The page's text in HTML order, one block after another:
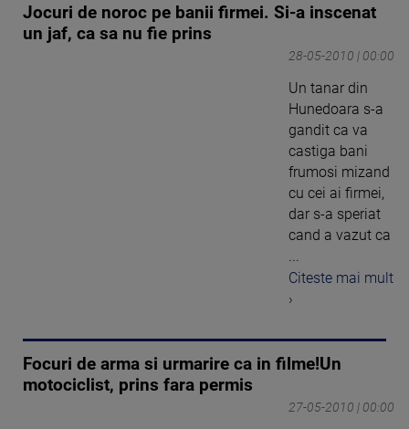
Jocuri de noroc pe banii firmei. Si-a inscenat
un jaf, ca sa nu fie prins
28-05-2010 | 00:00
Un tanar din
Hunedoara s-a
gandit ca va
castiga bani
frumosi mizand
cu cei ai firmei,
dar s-a speriat
cand a vazut ca
Citeste mai mult
›
Focuri de arma si urmarire ca in filme!Un
motociclist, prins fara permis
27-05-2010 | 00:00